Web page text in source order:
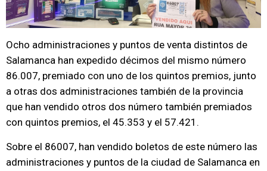
Ocho administraciones y puntos de venta distintos de
Salamanca han expedido décimos del mismo número
86.007, premiado con uno de los quintos premios, junto
a otras dos administraciones también de la provincia
que han vendido otros dos número también premiados
con quintos premios, el 45.353 y el 57.421.
Sobre el 86007, han vendido boletos de este número las
administraciones y puntos de la ciudad de Salamanca en